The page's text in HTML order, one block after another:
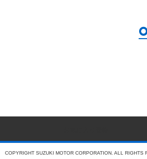
COPYRIGHT SUZUKI MOTOR CORPORATION. ALL RIGHTS